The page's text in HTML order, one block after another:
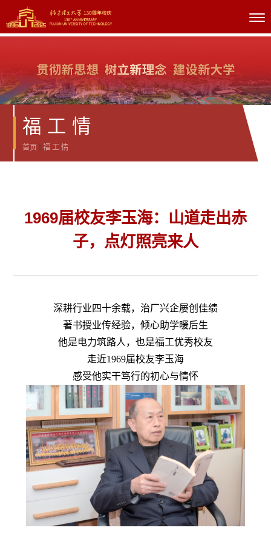
福 工 情
首页 福 工 情
1969届校友李玉海：山道走出赤
子，点灯照亮来人
深耕行业四十余载，治厂兴企屡创佳绩
著书授业传经验，倾心助学暖后生
他是电力筑路人，也是福工优秀校友
走近1969届校友李玉海
感受他实干笃行的初心与情怀